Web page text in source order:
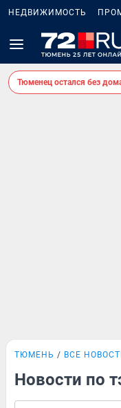
НЕДВИЖИМОСТЬ
Тюменец остался без
ТЮМЕНЬ ВСЕ
Новости по